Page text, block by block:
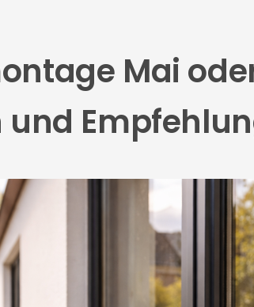
Mai